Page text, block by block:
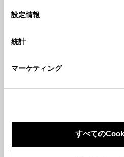
デバイスにすべてのCookie(クッ
意したことになります。
設定の変更、同意を撤回したり
「Cookie（クッキー）情報の取
設定情報
統計
マーケティング
すべての
解説動画を見る